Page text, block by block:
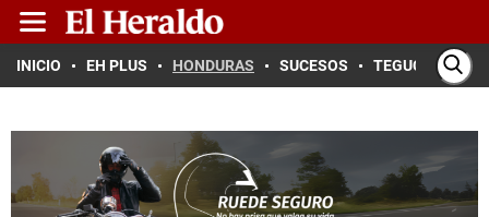
INICIO EH PLUS HONDURAS SUCESOS TEGUCIGALPA